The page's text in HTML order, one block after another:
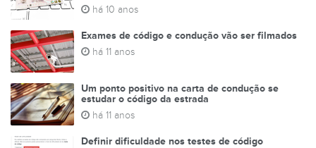
há 10 anos
Exames de código e condução vão ser filmados
há 11 anos
Um ponto positivo na carta de condução se
estudar o código da estrada
há 11 anos
Definir dificuldade nos testes de código